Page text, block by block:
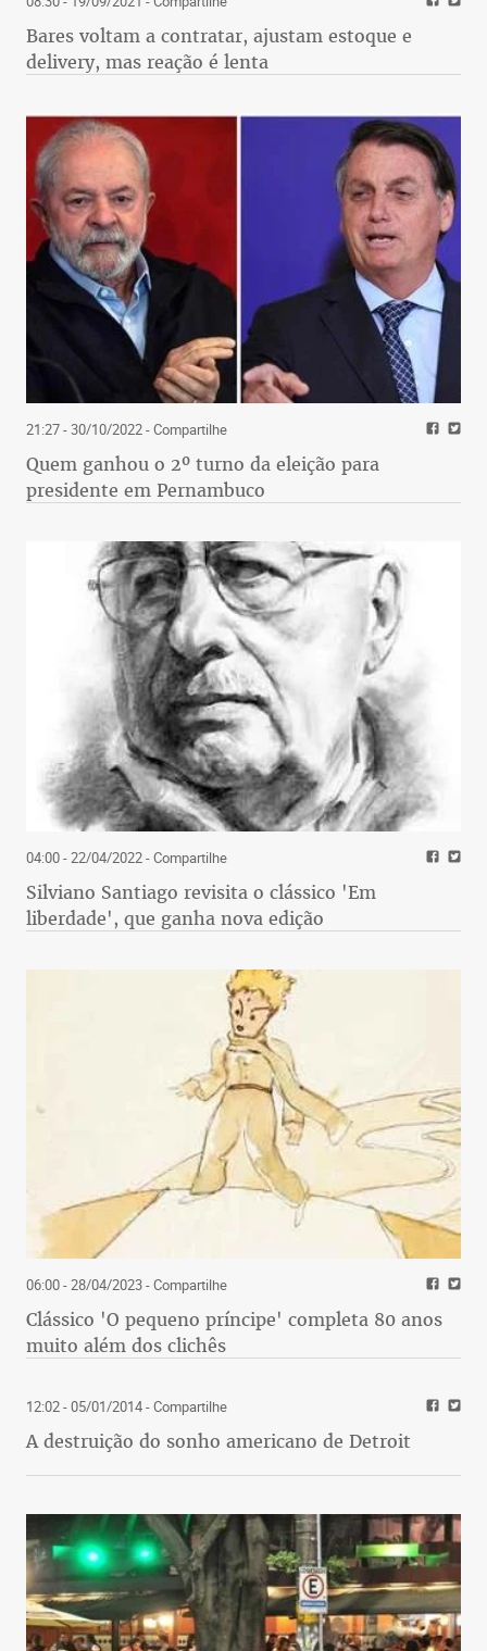
Bares voltam a contratar, ajustam estoque e
delivery, mas reação é lenta
21:27 - 30/10/2022- Compartilhe
Quem ganhou o 2º turno da eleição para
presidente em Pernambuco
04:00 - 22/04/2022- Compartilhe
Silviano Santiago revisita o clássico 'Em
liberdade', que ganha nova edição
06:00 - 28/04/2023- Compartilhe
Clássico 'O pequeno príncipe' completa 80 anos
muito além dos clichês
12:02 - 05/01/2014- Compartilhe
A destruição do sonho americano de Detroit